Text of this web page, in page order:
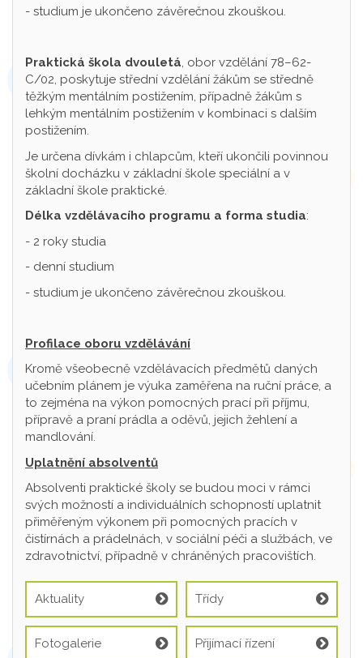
- studium je ukončeno závěrečnou zkouškou.
Praktická škola dvouletá, obor vzdělání 78–62-
C/02, poskytuje střední vzdělání žákům se středně
těžkým mentálním postižením, případně žákům s
lehkým mentálním postižením v kombinaci s dalším
postižením.
Je určena dívkám i chlapcům, kteří ukončili povinnou
školní docházku v základní škole speciální a v
základní škole praktické.
Délka vzdělávacího programu a forma studia:
- 2 roky studia
- denní studium
- studium je ukončeno závěrečnou zkouškou.
Profilace oboru vzdělávání
Kromě všeobecně vzdělávacích předmětů daných
učebním plánem je výuka zaměřena na ruční práce, a
to zejména na výkon pomocných prací při příjmu,
přípravě a praní prádla a oděvů, jejich žehlení a
mandlování.
Uplatnění absolventů
Absolventi praktické školy se budou moci v rámci
svých možností a individuálních schopností uplatnit
přiměřeným výkonem při pomocných pracích v
čistírnách a prádelnách, v sociální péči a službách, ve
zdravotnictví, případně v chráněných pracovištích.
Aktuality Třídy
Fotogalerie Přijímací řízení